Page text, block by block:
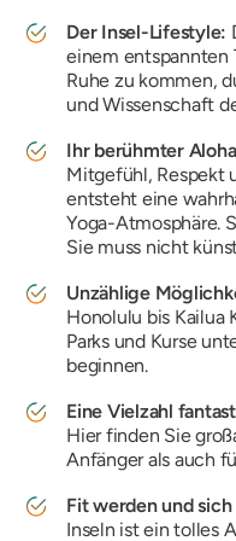
Der Insel-Lifestyle:
einem entspannten
Ruhe zu kommen,
und Wissenschaft
Ihr berühmter
Mitgefühl, Respekt
entsteht eine
Yoga-Atmosphäre.
Sie muss nicht
Unzählige
Honolulu bis Kailua
Parks und Kurse
beginnen.
Eine Vielzahl
Hier finden Sie
Anfänger als auch
Fit werden und
Inseln ist ein tolles